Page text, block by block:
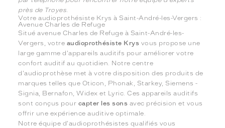
près de Troyes.
Votre audioprothésiste Krys à Saint-André-les-Vergers :
Avenue Charles de Refuge
Situé avenue Charles de Refuge à Saint-André-les-
Vergers, votre audioprothésiste Krys vous propose une
large gamme d'appareils auditifs pour améliorer votre
confort auditif au quotidien. Notre centre
d'audioprothèse met à votre disposition des produits de
marques telles que Oticon, Phonak, Starkey, Siemens -
Signia, Bernafon, Widex et Lyric. Ces appareils auditifs
sont conçus pour capter les sons avec précision et vous
offrir une expérience auditive optimale.
Notre équipe d'audioprothésistes qualifiés vous